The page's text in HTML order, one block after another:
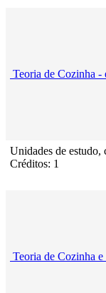
Teoria de Cozinha -
Unidades de estudo,
Créditos: 1
Teoria de Cozinha e